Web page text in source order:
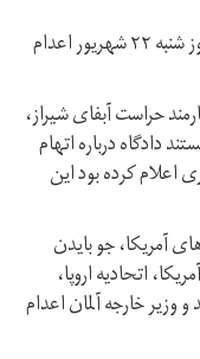
نوید افکاری، از معترضان مرداد ۹۷ در شیراز، روز شنبه ۲۲ شهریور اعدام
حراست آبفای شیراز،
دادگاه درباره اتهام
اعلام کرده بود این
آمریکا، جو بایدن
اتحادیه اروپا،
خارجه آلمان اعدام